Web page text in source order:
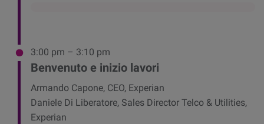
3:00 pm – 3:10 pm
Benvenuto e inizio lavori
Armando Capone, CEO, Experian
Daniele Di Liberatore, Sales Director Telco & Utilities,
Experian